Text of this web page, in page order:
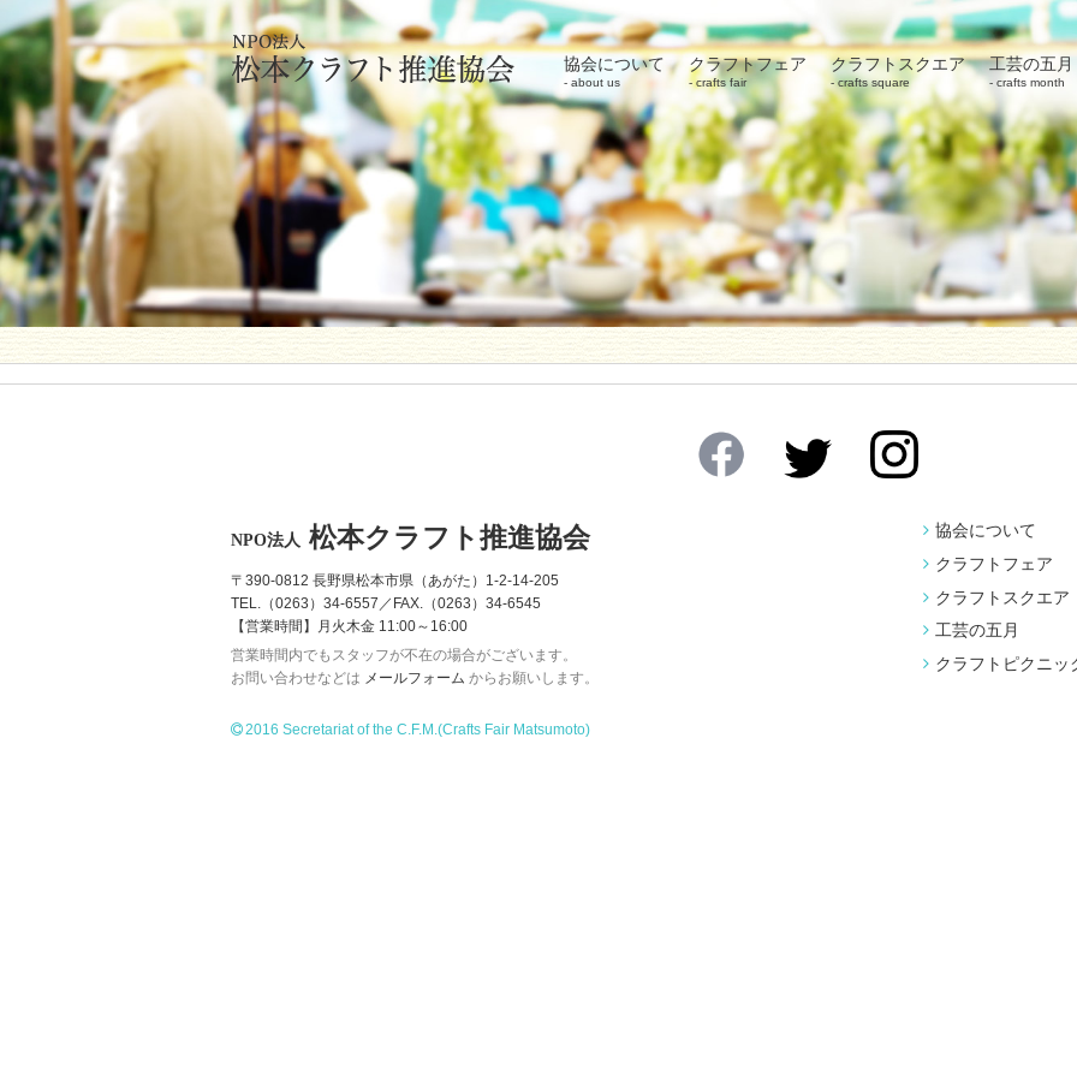
協会について
about us
クラフトフェア
crafts fair
クラフトスクエア
crafts square
工芸の五月
crafts month
協会について
クラフトフェア
クラフトスクエア
工芸の五月
クラフトピクニッ
NPO法人 松本クラフト推進協会
〒390-0812 長野県松本市県（あがた）1-2-14-205
TEL.（0263）34-6557／FAX.（0263）34-6545
【営業時間】月火木金 11:00～16:00
営業時間内でもスタッフが不在の場合がございます。
お問い合わせなどは メールフォーム からお願いします。
2016 Secretariat of the C.F.M.(Crafts Fair Matsumoto)